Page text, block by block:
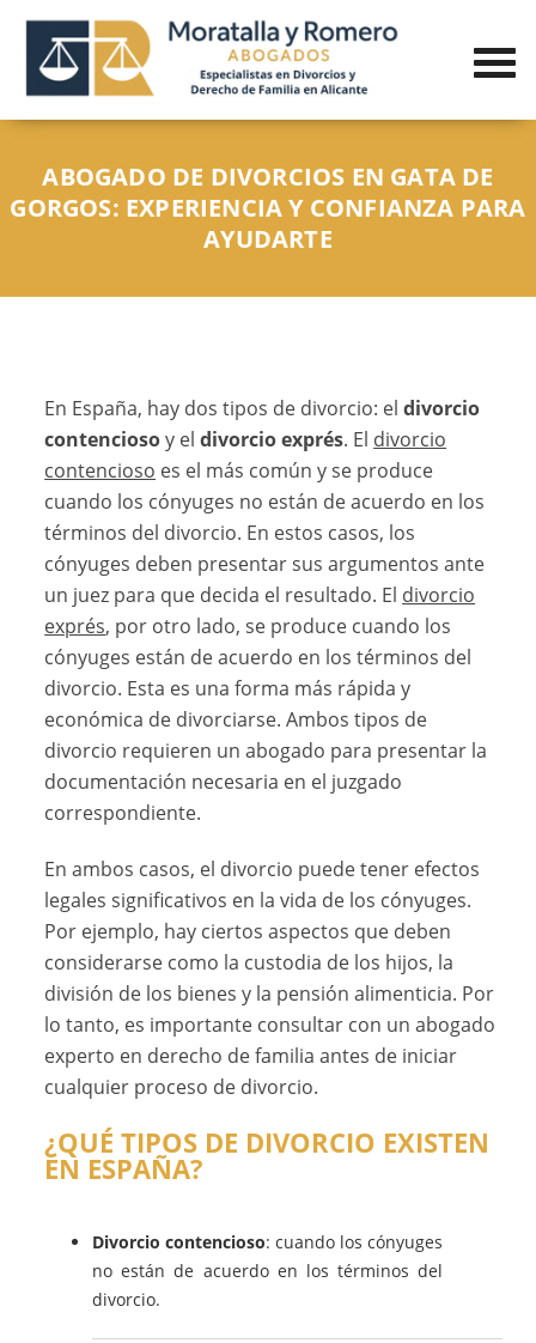
ABOGADO DE DIVORCIOS EN GATA DE
GORGOS: EXPERIENCIA Y CONFIANZA PARA
AYUDARTE
En España, hay dos tipos de divorcio: eldivorcio
contenciosoy eldivorcio exprés. El divorcio
contencioso es el más común y se produce
cuando los cónyuges no están de acuerdo en los
términos del divorcio. En estos casos, los
cónyuges deben presentar sus argumentos ante
un juez para que decida el resultado. El divorcio
exprés, por otro lado, se produce cuando los
cónyuges están de acuerdo en los términos del
divorcio. Esta es una forma más rápida y
económica de divorciarse. Ambos tipos de
divorcio requieren un abogado para presentar la
documentación necesaria en el juzgado
correspondiente.
En ambos casos, el divorcio puede tener efectos
legales significativos en la vida de los cónyuges.
Por ejemplo, hay ciertos aspectos que deben
considerarse como la custodia de los hijos, la
división de los bienes y la pensión alimenticia. Por
lo tanto, es importante consultar con un abogado
experto en derecho de familia antes de iniciar
cualquier proceso de divorcio.
¿QUÉ TIPOS DE DIVORCIO EXISTEN
EN ESPAÑA?
Divorcio contencioso: cuando los cónyuges
no están de acuerdo en los términos del
divorcio.